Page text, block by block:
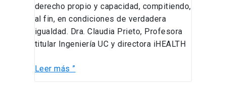
derecho propio y capacidad, compitiendo,
al fin, en condiciones de verdadera
igualdad. Dra. Claudia Prieto, Profesora
titular Ingeniería UC y directora iHEALTH
Leer más ”